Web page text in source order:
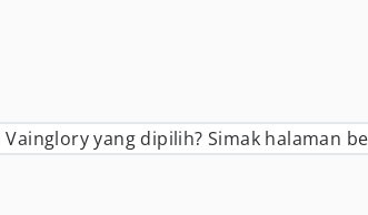
yang dipilih? Simak halaman